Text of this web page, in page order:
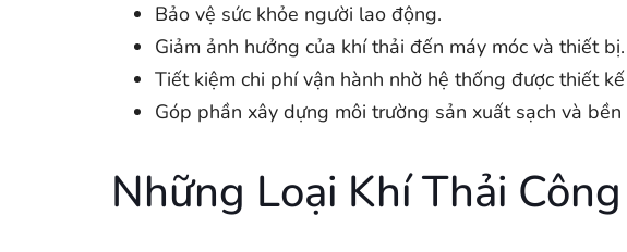
Bảo vệ sức khỏe người lao động.
Giảm ảnh hưởng của khí thải đến máy móc và thiết bị.
Tiết kiệm chi phí vận hành nhờ hệ thống được thiết
Góp phần xây dựng môi trường sản xuất sạch và bền
Những Loại Khí Thải